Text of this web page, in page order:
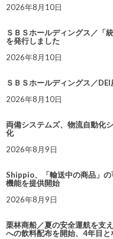
2026年8月10日
ＳＢＳホールディングス／
を発行しました
2026年8月10日
ＳＢＳホールディングス／
2026年8月10日
両備システムズ、物流自動化
化
2026年8月9日
Shippio、「輸送中の商品」
機能を提供開始
2026年8月9日
栗林商船／夏の安全運航を支
への飲料配布を開始、4年目